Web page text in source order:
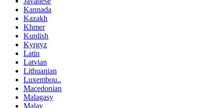
Kannada
Kazakh
Khmer
Kurdish
Kyrgyz
Latin
Latvian
Lithuanian
Luxembou..
Macedonian
Malagasy
Malay